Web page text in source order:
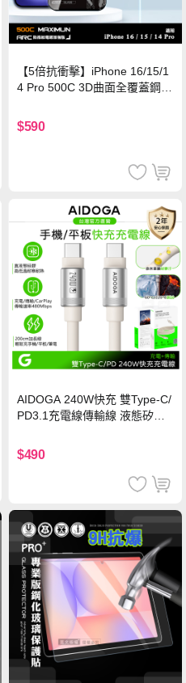
【5倍抗衝擊】iPhone 16/15/1
4 Pro 500C 3D曲面全覆蓋鋼化
保護貼
$590
AIDOGA 240W快充 雙Type-C/
PD3.1充電線傳輸線 液態矽膠
機/平板/筆電
$490